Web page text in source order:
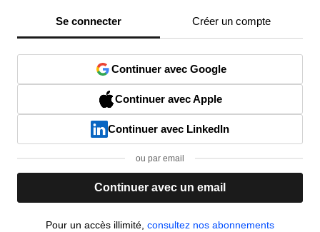
Se connecter Créer un compte
Continuer avec Google
Continuer avec Apple
Continuer avec LinkedIn
ou par email
Continuer avec un email
Pour un accès illimité, consultez nos abonnements